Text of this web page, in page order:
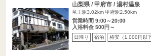
山梨県 / 甲府市 / 湯村温泉
竜王駅3.02km 甲府駅2.50km
営業時間 9:00～20:00
入浴料金 500円～
日帰り 宿泊 格安（1,000円以下